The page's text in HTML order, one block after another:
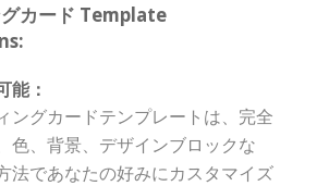
カード Template
能：
ングカードテンプレートは、完全
色、背景、デザインブロックな
法であなたの好みにカスタマイズ